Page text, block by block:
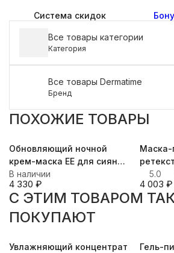
Система скидок
Все товары категории
Категория
Все товары Dermatime
Бренд
ПОХОЖИЕ ТОВАРЫ
Обновляющий ночной
крем-маска EE для сияния
кожи – Crema-Mascarilla De
Noche Antiedad y Ultra-
Luminosidad, 40 мл
В наличии
4 330 ₽
Маска-
по 6 мл
5.0
4 003 ₽
C ЭТИМ ТОВАРОМ
ПОКУПАЮТ
Увлажняющий концентрат
Гель-